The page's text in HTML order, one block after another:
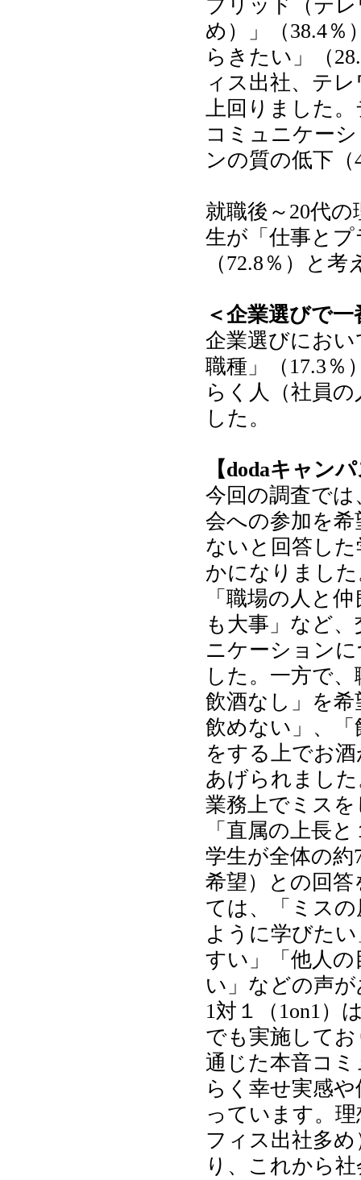
ブリッド（テ
め）」（38.4％
らきたい」（
ィス出社、テ
上回りました
コミュニケー
ンの質の低下
就職後～20代
生が「仕事と
（72.8％）と
＜企業選びで
企業選びにお
職種」（17.3％
らく人（社員
した。
【dodaキャン
今回の調査で
会への参加を
ないと回答し
かになりまし
「職場の人と
も大事」など
ニケーション
した。一方で
飲酒なし」を
飲めない」、
をする上でお
あげられまし
業務上でミス
「直属の上長
学生が全体の約
希望）との回
ては、「ミス
ように学びた
すい」「他人
い」などの声
1対１（1on1）
でも実施して
通じた本音コ
らく幸せ実感
っています。
フィス出社多
り、これから